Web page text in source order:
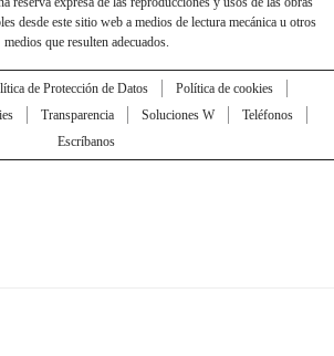
desde este sitio web a medios de lectura mecánica u otros
medios que resulten adecuados.
de Protección de Datos
Política de cookies
Transparencia Soluciones W
Teléfonos
Escríbanos